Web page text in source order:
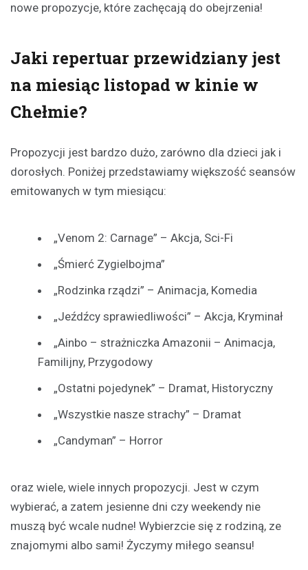
nowe propozycje, które zachęcają do obejrzenia!
Jaki repertuar przewidziany jest
na miesiąc listopad w kinie w
Chełmie?
Propozycji jest bardzo dużo, zarówno dla dzieci jak i
dorosłych. Poniżej przedstawiamy większość seansów
emitowanych w tym miesiącu:
„Venom 2: Carnage” – Akcja, Sci-Fi
„Śmierć Zygielbojma”
„Rodzinka rządzi” – Animacja, Komedia
„Jeźdźcy sprawiedliwości” – Akcja, Kryminał
„Ainbo – strażniczka Amazonii – Animacja,
Familijny, Przygodowy
„Ostatni pojedynek” – Dramat, Historyczny
„Wszystkie nasze strachy” – Dramat
„Candyman” – Horror
oraz wiele, wiele innych propozycji. Jest w czym
wybierać, a zatem jesienne dni czy weekendy nie
muszą być wcale nudne! Wybierzcie się z rodziną, ze
znajomymi albo sami! Życzymy miłego seansu!